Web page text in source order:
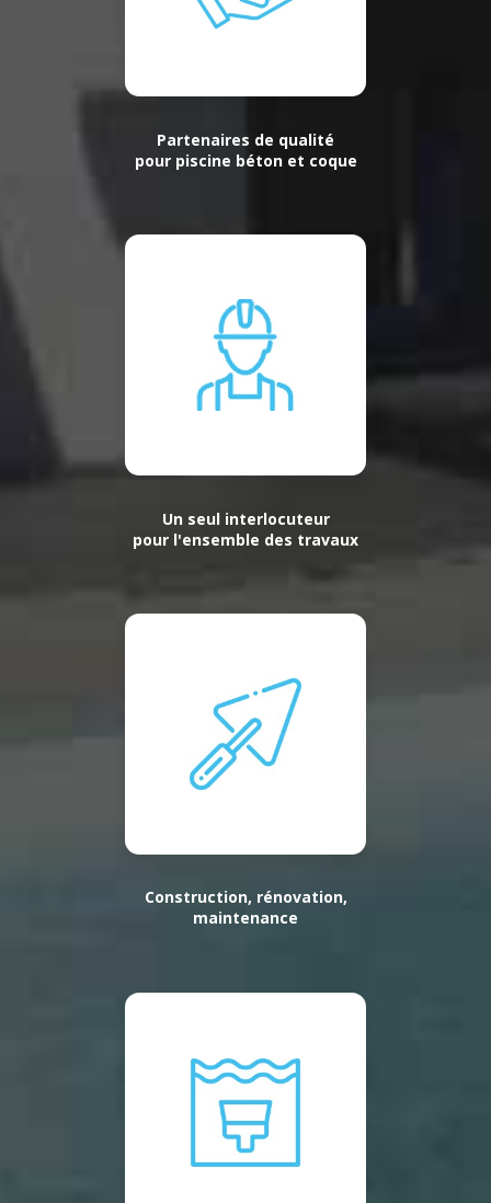
Partenaires de qualité
pour piscine béton et coque
Un seul interlocuteur
pour l'ensemble des travaux
Construction, rénovation,
maintenance